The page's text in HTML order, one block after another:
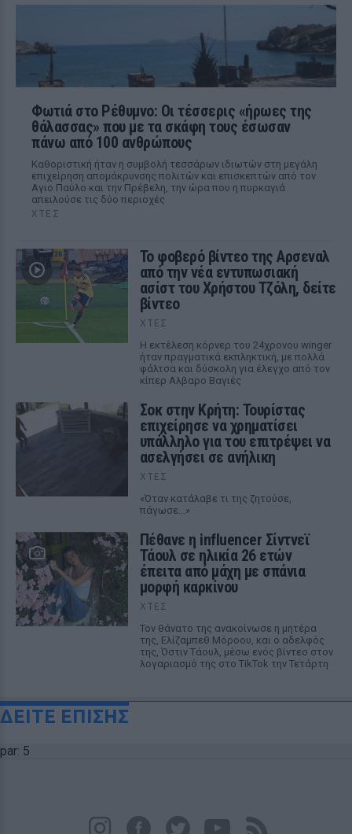
Φωτιά στο Ρέθυμνο: Οι τέσσερις «ήρωες της
θάλασσας» που με τα σκάφη τους έσωσαν
πάνω από 100 ανθρώπους
Καθοριστική ήταν η συμβολή τεσσάρων ιδιωτών στη μεγάλη
επιχείρηση απομάκρυνσης πολιτών και επισκεπτών από τον
Αγιο Παύλο και την Πρέβελη, την ώρα που η πυρκαγιά
απειλούσε τις δύο περιοχές
ΧΤΕΣ
Το φοβερό βίντεο της Αρσεναλ
από την νέα εντυπωσιακή
ασίστ του Χρήστου Τζόλη, δείτε
βίντεο
ΧΤΕΣ
Η εκτέλεση κόρνερ του 24χρονου winger
ήταν πραγματικά εκπληκτική, με πολλά
φάλτσα και δύσκολη για έλεγχο από τον
κίπερ Αλβαρο Βαγιές
Σοκ στην Κρήτη: Τουρίστας
επιχείρησε να χρηματίσει
υπάλληλο για του επιτρέψει να
ασελγήσει σε ανήλικη
ΧΤΕΣ
«Όταν κατάλαβε τι της ζητούσε,
πάγωσε...»
Πέθανε η influencer Σίντνεϊ
Τάουλ σε ηλικία 26 ετών
έπειτα από μάχη με σπάνια
μορφή καρκίνου
ΧΤΕΣ
Τον θάνατο της ανακοίνωσε η μητέρα
της, Ελίζαμπεθ Μόροου, και ο αδελφός
της, Όστιν Τάουλ, μέσω ενός βίντεο στον
λογαριασμό της στο TikTok την Τετάρτη
ΔΕΙΤΕ ΕΠΙΣΗΣ
par: 5